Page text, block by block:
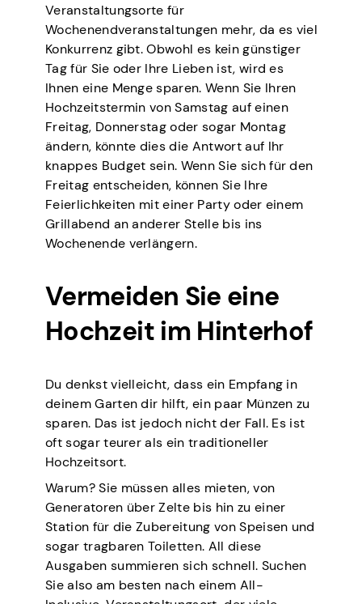
Veranstaltungsorte für
Wochenendveranstaltungen mehr, da es viel
Konkurrenz gibt. Obwohl es kein günstiger
Tag für Sie oder Ihre Lieben ist, wird es
Ihnen eine Menge sparen. Wenn Sie Ihren
Hochzeitstermin von Samstag auf einen
Freitag, Donnerstag oder sogar Montag
ändern, könnte dies die Antwort auf Ihr
knappes Budget sein. Wenn Sie sich für den
Freitag entscheiden, können Sie Ihre
Feierlichkeiten mit einer Party oder einem
Grillabend an anderer Stelle bis ins
Wochenende verlängern.
Vermeiden Sie eine
Hochzeit im Hinterhof
Du denkst vielleicht, dass ein Empfang in
deinem Garten dir hilft, ein paar Münzen zu
sparen. Das ist jedoch nicht der Fall. Es ist
oft sogar teurer als ein traditioneller
Hochzeitsort.
Warum? Sie müssen alles mieten, von
Generatoren über Zelte bis hin zu einer
Station für die Zubereitung von Speisen und
sogar tragbaren Toiletten. All diese
Ausgaben summieren sich schnell. Suchen
Sie also am besten nach einem All-